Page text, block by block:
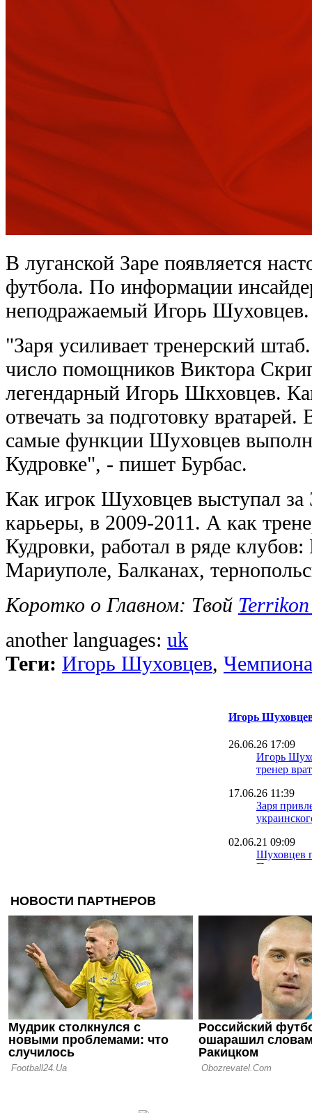
В луганской Заре появляется
футбола. По информации
неподражаемый Игорь Шуховцев.
"Заря усиливает тренерский
число помощников Виктора
легендарный Игорь Шкховцев.
отвечать за подготовку
самые функции Шуховцев
Кудровке", - пишет Бурбас.
Как игрок Шуховцев выступал за
карьеры, в 2009-2011. А как
Кудровки, работал в ряде
Мариуполе, Балканах,
Коротко о Главном: Твой
another languages: uk
Теги: Игорь Шуховцев,
Игорь
26.06.26 17:09
Игорь
тренер
17.06.26 11:39
Заря
02.06.21 09:09
Шуховцев
Пятова
Сын
подписал
Балканами
10.06.20 10:25
Шуховцев:
Премьер-
хороший